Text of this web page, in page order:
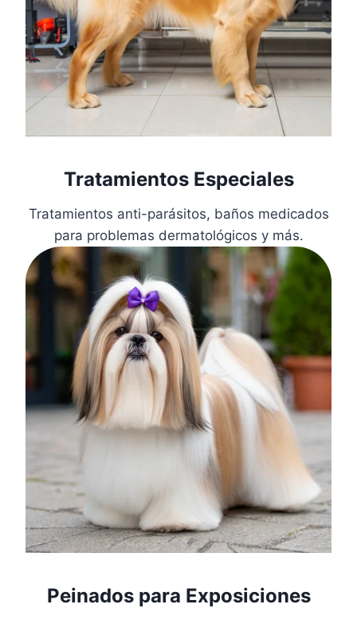
Tratamientos Especiales
Tratamientos anti-parásitos, baños medicados
para problemas dermatológicos y más.
Peinados para Exposiciones